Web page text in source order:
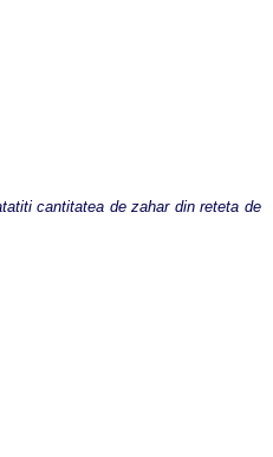
cantitatea de zahar din reteta de